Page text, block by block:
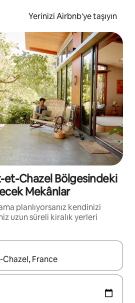
Yerinizi Airbnb'ye taşıyın
Chazel Bölgesindeki
Mekânlar
planlıyorsanız kendinizi
uzun süreli kiralık yerleri
yukarı ve aşağı oklarıyla